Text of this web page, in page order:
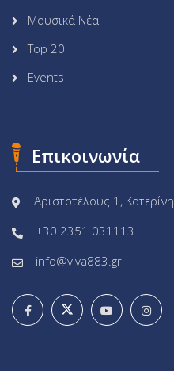
Μουσικά Νέα
Top 20
Events
Επικοινωνία
Αριστοτέλους 1, Κατερίνη
+30 2351 031113
info@viva883.gr